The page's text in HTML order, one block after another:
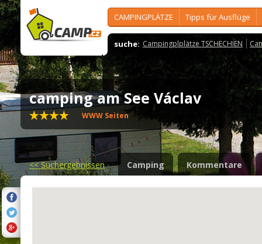
CAMPINGPLÄTZE Tipps für Ausflüge
suche: Campingplplätze TSCHECHIEN
camping am See Václav
WWW Seiten
<<Suchergebnissen Camping Kommentare